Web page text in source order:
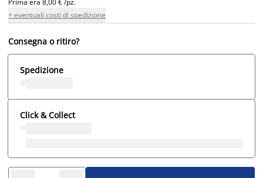
+ eventuali costi di spedizione
Consegna o ritiro?
Spedizione
Click & Collect